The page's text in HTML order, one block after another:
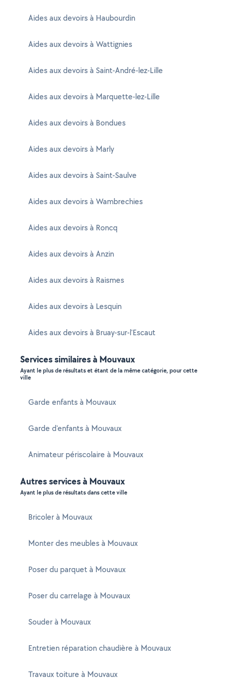
Aides aux devoirs à Haubourdin
Aides aux devoirs à Wattignies
Aides aux devoirs à Saint-André-lez-Lille
Aides aux devoirs à Marquette-lez-Lille
Aides aux devoirs à Bondues
Aides aux devoirs à Marly
Aides aux devoirs à Saint-Saulve
Aides aux devoirs à Wambrechies
Aides aux devoirs à Roncq
Aides aux devoirs à Anzin
Aides aux devoirs à Raismes
Aides aux devoirs à Lesquin
Aides aux devoirs à Bruay-sur-l'Escaut
Services similaires à Mouvaux
Ayant le plus de résultats et étant de la même catégorie, pour cette
ville
Garde enfants à Mouvaux
Garde d'enfants à Mouvaux
Animateur périscolaire à Mouvaux
Autres services à Mouvaux
Ayant le plus de résultats dans cette ville
Bricoler à Mouvaux
Monter des meubles à Mouvaux
Poser du parquet à Mouvaux
Poser du carrelage à Mouvaux
Souder à Mouvaux
Entretien réparation chaudière à Mouvaux
Travaux toiture à Mouvaux